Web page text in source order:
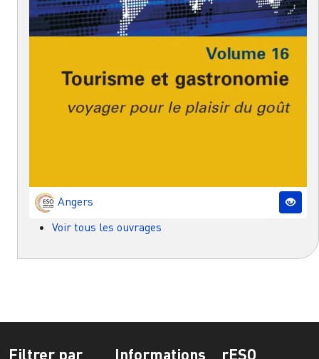
Angers
Voir tous les ouvrages
Filtrer par
Informations
rESO